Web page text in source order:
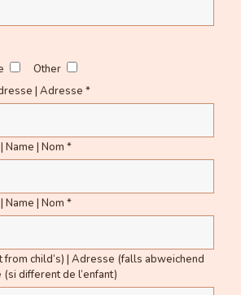
Other
| Adresse *
Name | Nom *
Name | Nom *
child‘s) | Adresse (falls abweichend
different de l’enfant)